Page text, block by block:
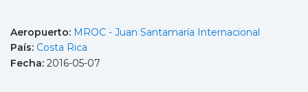
Aeropuerto: MROC - Juan Santamaría Internacional
País: Costa Rica
Fecha: 2016-05-07